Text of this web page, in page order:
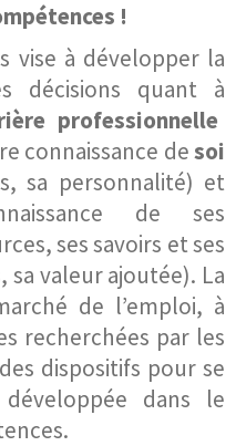
!
vise à développer la
décisions quant à
professionnelle
connaissance desoi
sa personnalité) et
de ses
ses savoirs et ses
sa valeur ajoutée). La
de l’emploi, à
recherchées par les
dispositifs pour se
dans le